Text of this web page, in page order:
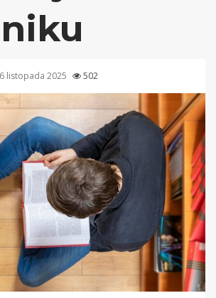
listopada 2025 502